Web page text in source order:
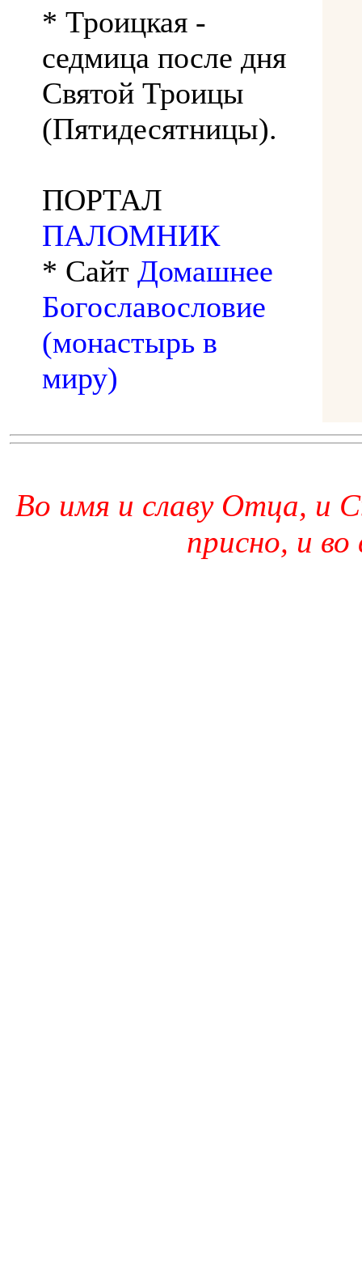
* Троицкая -
седмица после дня
Святой Троицы
(Пятидесятницы).
ПОРТАЛ
ПАЛОМНИК
* Сайт Домашнее
Богославословие
(монастырь в
миру)
Во имя и славу Отца, и
присно, и во